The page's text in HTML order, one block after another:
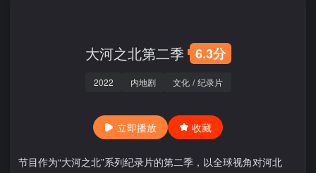
大河之北第二季 6.3分
2022 内地剧 文化 / 纪录片
立即播放 收藏
节目作为“大河之北”系列纪录片的第二季，以全球视角对河北